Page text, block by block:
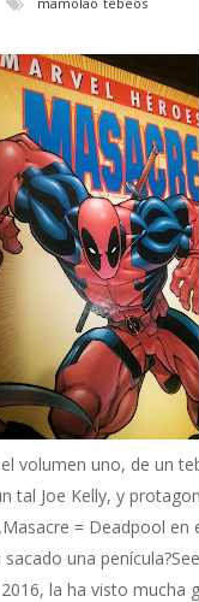
volumen uno, de un
tal Joe Kelly, y
= Deadpool en
una
la ha visto mucha